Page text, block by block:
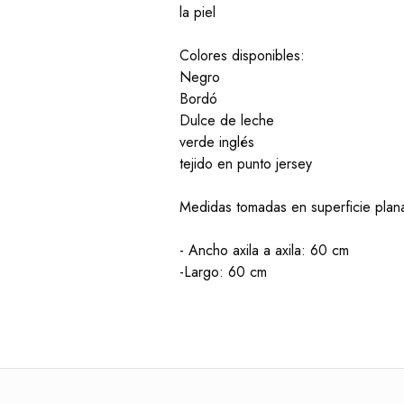
la piel
Colores disponibles:
Negro
Bordó
Dulce de leche
verde inglés
tejido en punto jersey
Medidas tomadas en superficie
- Ancho axila a axila: 60 cm
-Largo: 60 cm